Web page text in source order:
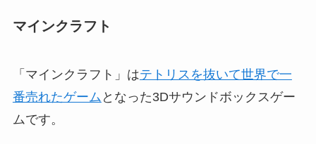
マインクラフト
「マインクラフト」はテトリスを抜いて世界で一
番売れたゲーム となった3Dサウンドボックスゲー
ムです。